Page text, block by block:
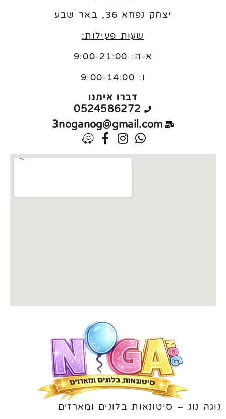
יצחק נפחא 36, באר שבע
שעות פעילות:
א-ה: 9:00-21:00
ו: 9:00-14:00
דברו איתנו
0524586272
3noganog@gmail.com
נוגה נוג – סיטונאות בלונים ומארזים